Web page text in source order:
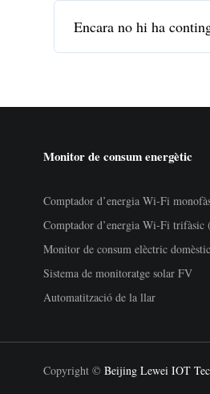
Encara no hi ha
Monitor de consum energètic
Comptador d’energia Wi-Fi
Comptador d’energia Wi-Fi
Monitor de consum elèctric domèstic
Sistema de monitoratge solar FV
Automatització de la llar
Copyright © Beijing Lewei IOT